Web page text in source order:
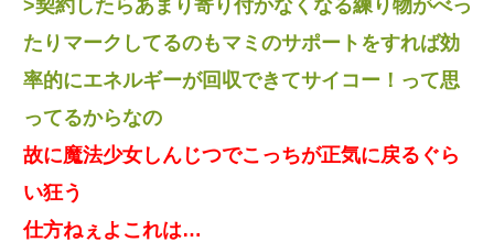
>契約したらあまり寄り付かなくなる練り物がべっ
たりマークしてるのもマミのサポートをすれば効
率的にエネルギーが回収できてサイコー！って思
ってるからなの
故に魔法少女しんじつでこっちが正気に戻るぐら
い狂う
仕方ねぇよこれは…